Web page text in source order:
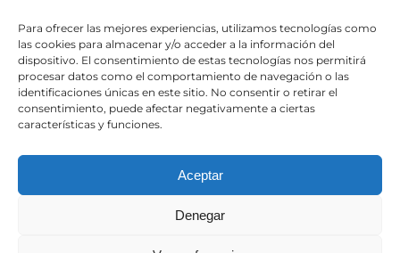
Para ofrecer las mejores experiencias, utilizamos tecnologías como
las cookies para almacenar y/o acceder a la información del
dispositivo. El consentimiento de estas tecnologías nos permitirá
procesar datos como el comportamiento de navegación o las
identificaciones únicas en este sitio. No consentir o retirar el
consentimiento, puede afectar negativamente a ciertas
características y funciones.
Aceptar
Denegar